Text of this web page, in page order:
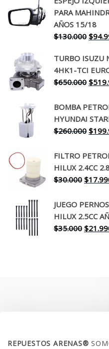
PARA
AÑOS 15/18
$130.000 El
era:
$
TURBO ISUZU
4HK1-TCI
$650.000 El
era:
$
BOMBA
HYUNDAI
$260.000 El
era:
$
FILTRO
HILUX 2.4CC
$30.000 El
original
era:
$
JUEGO
HILUX 2.5CC
$35.000 El
$
REPUESTOS ARENAS®